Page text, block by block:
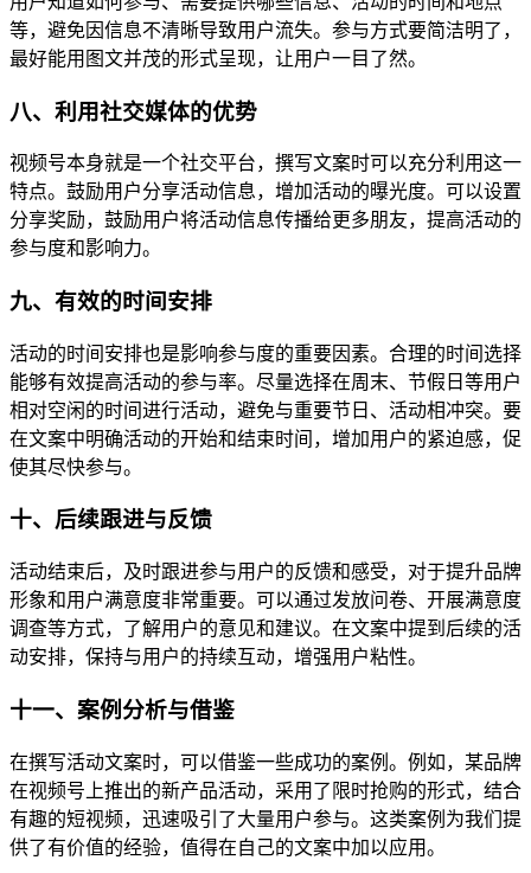
等，避免因信息不清晰导致用户流失。参与方式要简洁明了，
最好能用图文并茂的形式呈现，让用户一目了然。
八、利用社交媒体的优势
视频号本身就是一个社交平台，撰写文案时可以充分利用这一
特点。鼓励用户分享活动信息，增加活动的曝光度。可以设置
分享奖励，鼓励用户将活动信息传播给更多朋友，提高活动的
参与度和影响力。
九、有效的时间安排
活动的时间安排也是影响参与度的重要因素。合理的时间选择
能够有效提高活动的参与率。尽量选择在周末、节假日等用户
相对空闲的时间进行活动，避免与重要节日、活动相冲突。要
在文案中明确活动的开始和结束时间，增加用户的紧迫感，促
使其尽快参与。
十、后续跟进与反馈
活动结束后，及时跟进参与用户的反馈和感受，对于提升品牌
形象和用户满意度非常重要。可以通过发放问卷、开展满意度
调查等方式，了解用户的意见和建议。在文案中提到后续的活
动安排，保持与用户的持续互动，增强用户粘性。
十一、案例分析与借鉴
在撰写活动文案时，可以借鉴一些成功的案例。例如，某品牌
在视频号上推出的新产品活动，采用了限时抢购的形式，结合
有趣的短视频，迅速吸引了大量用户参与。这类案例为我们提
供了有价值的经验，值得在自己的文案中加以应用。